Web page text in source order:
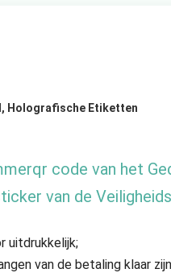
Holografische Etiketten
code van het
van de
uitdrukkelijk;
van de betaling klaar